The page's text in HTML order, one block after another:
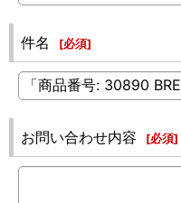
件名 [必須]
お問い合わせ内容 [必須]